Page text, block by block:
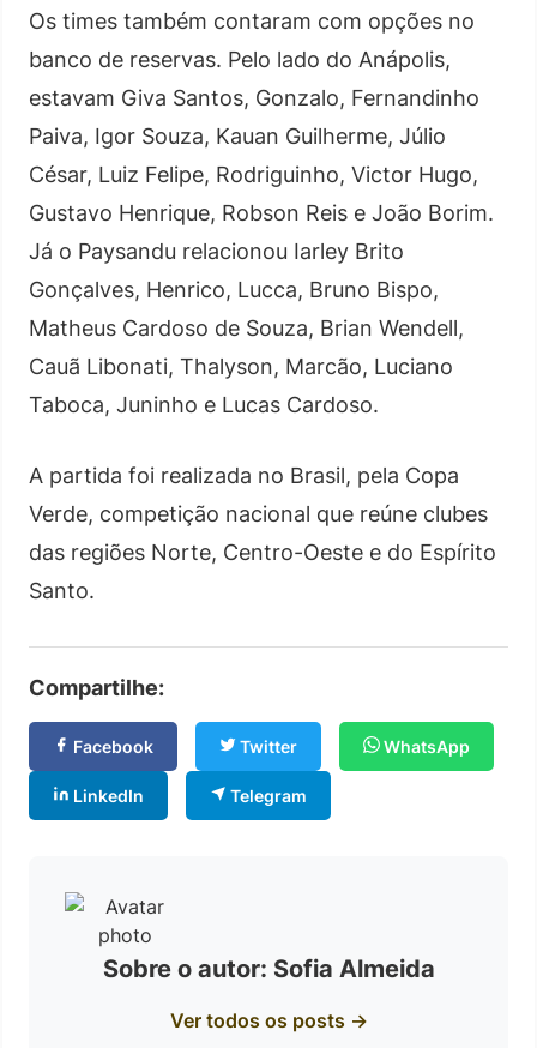
Os times também contaram com opções no
banco de reservas. Pelo lado do Anápolis,
estavam Giva Santos, Gonzalo, Fernandinho
Paiva, Igor Souza, Kauan Guilherme, Júlio
César, Luiz Felipe, Rodriguinho, Victor Hugo,
Gustavo Henrique, Robson Reis e João Borim.
Já o Paysandu relacionou Iarley Brito
Gonçalves, Henrico, Lucca, Bruno Bispo,
Matheus Cardoso de Souza, Brian Wendell,
Cauã Libonati, Thalyson, Marcão, Luciano
Taboca, Juninho e Lucas Cardoso.
A partida foi realizada no Brasil, pela Copa
Verde, competição nacional que reúne clubes
das regiões Norte, Centro-Oeste e do Espírito
Santo.
Compartilhe:
Facebook Twitter WhatsApp
LinkedIn Telegram
Sobre o autor: Sofia Almeida
Ver todos os posts →